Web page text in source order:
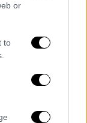
or
to
ληστείες
σουγιάδες